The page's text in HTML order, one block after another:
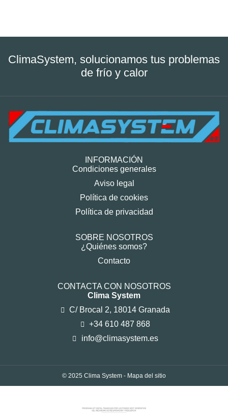
ClimaSystem, solucionamos tus problemas
de frío y calor
INFORMACIÓN
Condiciones generales
Aviso legal
Política de cookies
Política de privacidad
SOBRE NOSOTROS
¿Quiénes somos?
Contacto
CONTACTA CON NOSOTROS
Clima System
C/ Brocal 2, 18014 Granada
+34 610 487 868
info@climasystem.es
© 2025 Clima System - Mapa del sitio